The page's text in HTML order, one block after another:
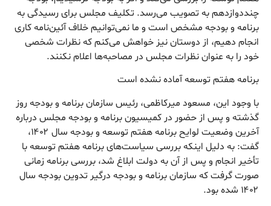
چنددوازدهم به تصویب می‌رسد. تکلیف مجلس برای رسیدگی به
برنامه و بودجه مشخص است و ما نمی‌توانیم خلاف آئین‌نامه کاری
انجام دهیم، از دوستان نیز خواهش می‌کنم که نظرات شخصی
خود را به عنوان نظرات مجلس در مصاحبه‌ها اعلام نکنند.
برنامه هفتم توسعه آماده نشده است
با وجود این، مسعود میرکاظمی، رئیس سازمان برنامه و بودجه روز
گذشته و پس از حضور در کمیسیون برنامه و بودجه مجلس درباره
آخرین وضعیت لوایح برنامه هفتم توسعه و بودجه سال ۱۴۰۲،
گفت: به دلیل اینکه بررسی سیاست‌های برنامه هفتم توسعه با
تأخیر انجام و پس از آن به دولت ابلاغ شد، بررسی برنامه زمانی
صورت گرفت که سازمان برنامه و بودجه درگیر تدوین بودجه سال
۱۴۰۲ شده بود.